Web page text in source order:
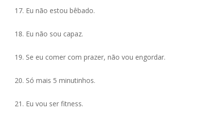
17. Eu não estou bêbado.
18. Eu não sou capaz.
19. Se eu comer com prazer, não vou engordar.
20. Só mais 5 minutinhos.
21. Eu vou ser fitness.